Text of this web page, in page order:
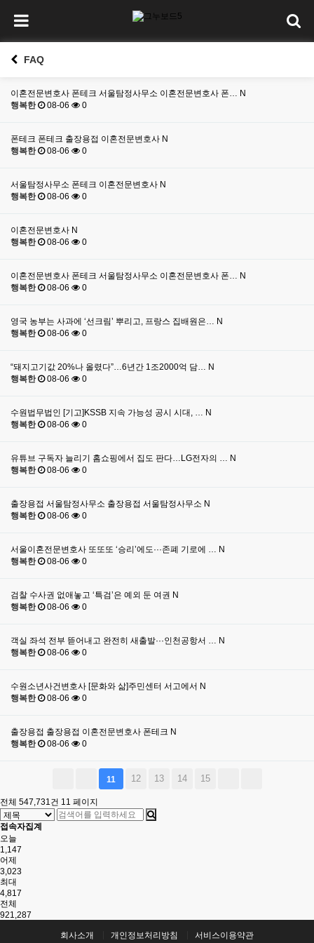
FAQ
이혼전문변호사 폰테크 서울탐정사무소 이혼전문변호사 폰… N
행복한
08-06 0
폰테크 폰테크 출장용접 이혼전문변호사 N
행복한
08-06 0
서울탐정사무소 폰테크 이혼전문변호사 N
행복한
08-06 0
이혼전문변호사 N
행복한
08-06 0
이혼전문변호사 폰테크 서울탐정사무소 이혼전문변호사 폰… N
행복한
08-06 0
영국 농부는 사과에 ‘선크림’ 뿌리고, 프랑스 집배원은… N
행복한
08-06 0
“돼지고기값 20%나 올렸다”…6년간 1조2000억 담… N
행복한
08-06 0
수원법무법인 [기고]KSSB 지속 가능성 공시 시대, … N
행복한
08-06 0
유튜브 구독자 늘리기 홈쇼핑에서 집도 판다…LG전자의 … N
행복한
08-06 0
출장용접 서울탐정사무소 출장용접 서울탐정사무소 N
행복한
08-06 0
서울이혼전문변호사 또또또 ‘승리’에도···존폐 기로에 … N
행복한
08-06 0
검찰 수사권 없애놓고 ‘특검’은 예외 둔 여권 N
행복한
08-06 0
객실 좌석 전부 뜯어내고 완전히 새출발···인천공항서 … N
행복한
08-06 0
수원소년사건변호사 [문화와 삶]주민센터 서고에서 N
행복한
08-06 0
출장용접 출장용접 이혼전문변호사 폰테크 N
행복한
08-06 0
11 12 13 14 15
전체 547,731건 11 페이지
접속자집계
오늘
1,147
어제
3,023
최대
4,817
전체
921,287
회사소개 개인정보처리방침 서비스이용약관